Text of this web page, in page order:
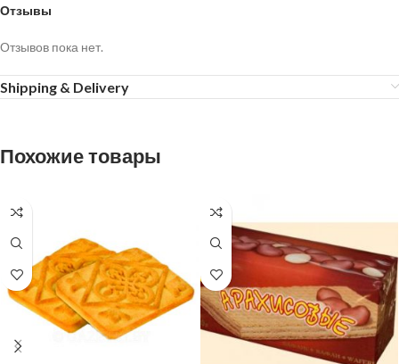
Отзывы
Отзывов пока нет.
Shipping & Delivery
Похожие товары